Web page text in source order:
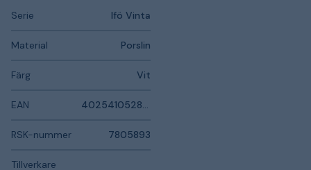
Serie Ifö Vinta
Material Porslin
Färg Vit
EAN
RSK-nummer 7805893
Tillverkare